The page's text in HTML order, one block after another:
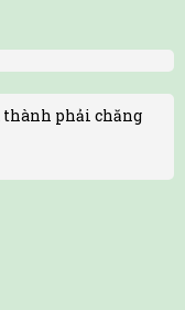
thành phải chăng